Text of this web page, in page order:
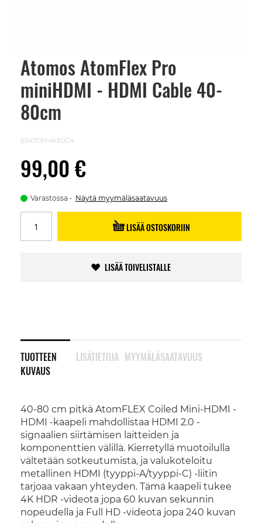
Atomos AtomFlex Pro
miniHDMI - HDMI Cable 40-
80cm
65ATOM4K60C4
99,00 €
Varastossa Näytä myymäläsaatavuus
LISÄÄ OSTOSKORIIN
LISÄÄ TOIVELISTALLE
TUOTTEEN
KUVAUS
40-80 cm pitkä AtomFLEX Coiled Mini-HDMI -
HDMI -kaapeli mahdollistaa HDMI 2.0 -
signaalien siirtämisen laitteiden ja
komponenttien välillä. Kierretyllä muotoilulla
vältetään sotkeutumista, ja valukoteloitu
metallinen HDMI (tyyppi-A/tyyppi-C) -liitin
tarjoaa vakaan yhteyden. Tämä kaapeli tukee
4K HDR -videota jopa 60 kuvan sekunnin
nopeudella ja Full HD -videota jopa 240 kuvan
LISÄTIETOJA MYYMÄLÄSAATAVUUS
beginning
images